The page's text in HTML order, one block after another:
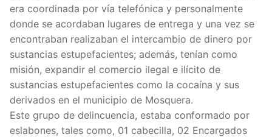
era coordinada por vía telefónica y personalmente
donde se acordaban lugares de entrega y una vez se
encontraban realizaban el intercambio de dinero por
sustancias estupefacientes; además, tenían como
misión, expandir el comercio ilegal e ilícito de
sustancias estupefacientes como la cocaína y sus
derivados en el municipio de Mosquera.
Este grupo de delincuencia, estaba conformado por
eslabones, tales como, 01 cabecilla, 02 Encargados